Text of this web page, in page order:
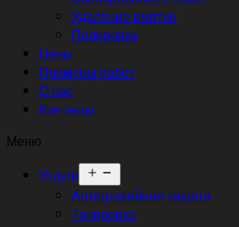
Удаление вмятин
Полировка
Цены
Примеры работ
О нас
Контакты
Меню
Услуги
меню
Антигравийная защита
Тонировка